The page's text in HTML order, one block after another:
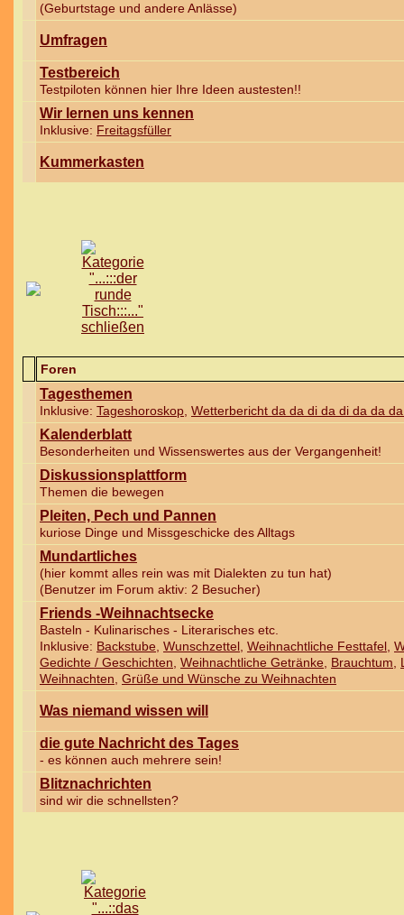
(Geburtstage und andere Anlässe)
Umfragen
Testbereich
Testpiloten können hier Ihre Ideen austesten!!
Wir lernen uns kennen
Inklusive: Freitagsfüller
Kummerkasten
Foren
Tagesthemen
Inklusive: Tageshoroskop Wetterbericht da da di da di da da
Kalenderblatt
Besonderheiten und Wissenswertes aus der Vergangenheit!
Diskussionsplattform
Themen die bewegen
Pleiten, Pech und Pannen
kuriose Dinge und Missgeschicke des Alltags
Mundartliches
(hier kommt alles rein was mit Dialekten zu tun hat)
(Benutzer im Forum aktiv: 2 Besucher)
Friends -Weihnachtsecke
Basteln - Kulinarisches - Literarisches etc.
Inklusive: Backstube Wunschzettel Weihnachtliche Festtafel
Gedichte / Geschichten Weihnachtliche Getränke Brauchtum
Weihnachten Grüße und Wünsche zu Weihnachten
Was niemand wissen will
die gute Nachricht des Tages
- es können auch mehrere sein!
Blitznachrichten
sind wir die schnellsten?